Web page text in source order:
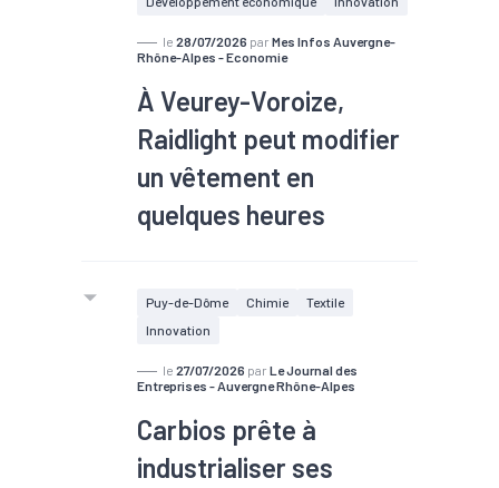
les Ateliers Ragot, situés à Arnas, et
dirigés par Brigitte Ragot, ne cessent
d’innover. Dernière création en date :
un îlot de fraîcheur pour lutter contre
les canicules. Portrait d’une
entreprise familiale.
le 28/07/2026 par Mes Infos Auvergne-
Rhône-Alpes - Economie
À Veurey-Voroize,
Raidlight peut modifier
un vêtement en
quelques heures
Puy-de-Dôme Chimie
Textile
Innovation
le 27/07/2026 par Le Journal des
Entreprises - Auvergne Rhône-Alpes
Carbios prête à
industrialiser ses